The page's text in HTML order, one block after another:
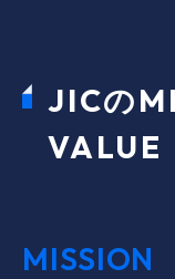
JICの
MISSION